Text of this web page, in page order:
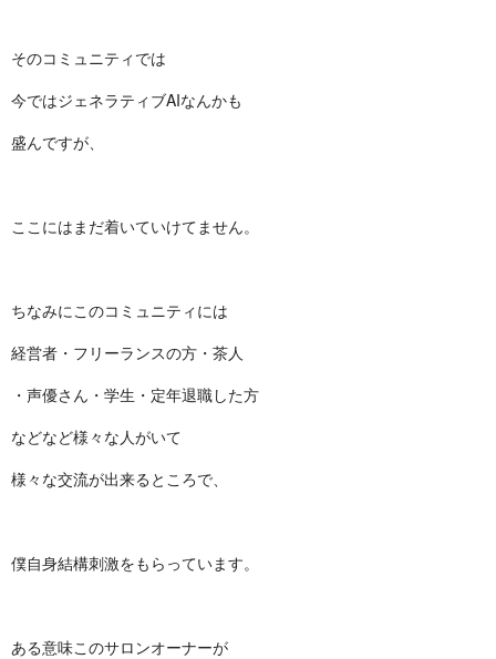
そのコミュニティでは
今ではジェネラティブAIなんかも
盛んですが、
ここにはまだ着いていけてません。
ちなみにこのコミュニティには
経営者・フリーランスの方・茶人
・声優さん・学生・定年退職した方
などなど様々な人がいて
様々な交流が出来るところで、
僕自身結構刺激をもらっています。
ある意味このサロンオーナーが